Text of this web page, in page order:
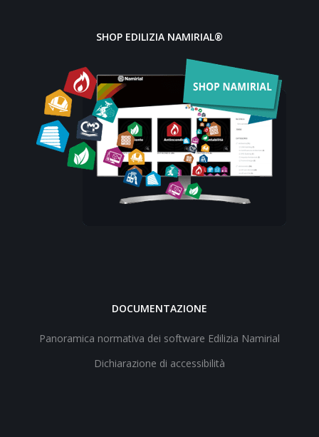
SHOP EDILIZIA NAMIRIAL®
DOCUMENTAZIONE
Panoramica normativa dei software Edilizia Namirial
Dichiarazione di accessibilità